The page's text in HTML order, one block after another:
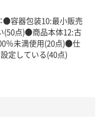
●容器包装10:最小販売
(50点)●商品本体12:古
％未満使用(20点)●仕
定している(40点)